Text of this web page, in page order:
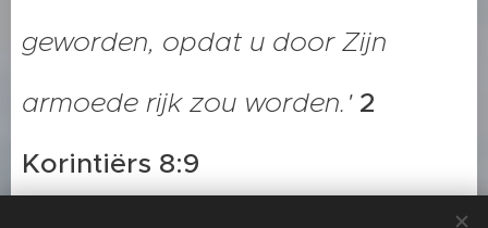
geworden, opdat u door Zijn
armoede rijk zou worden.' 2
Korintiërs 8:9